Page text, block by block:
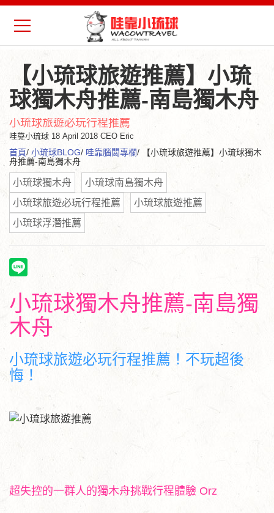
【小琉球旅遊推薦】小琉
球獨木舟推薦-南島獨木舟
小琉球旅遊必玩行程推薦
哇靠小琉球 18 April 2018 CEO Eric
首頁/ 小琉球BLOG/ 哇靠腦闆專欄/ 【小琉球旅遊推薦】小琉球獨木
舟推薦-南島獨木舟
小琉球獨木舟
小琉球南島獨木舟
小琉球旅遊必玩行程推薦
小琉球旅遊推薦
小琉球浮潛推薦
小琉球獨木舟推薦-南島獨
木舟
小琉球旅遊必玩行程推薦！不玩超後
悔！
超失控的一群人的獨木舟挑戰行程體驗 Orz